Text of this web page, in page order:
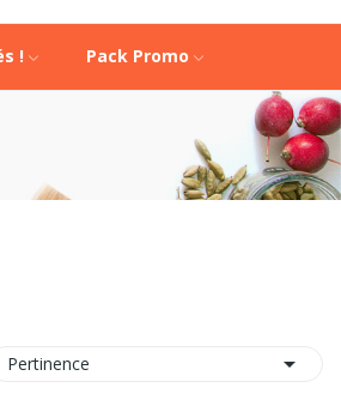
! Pack Promo
Pertinence 